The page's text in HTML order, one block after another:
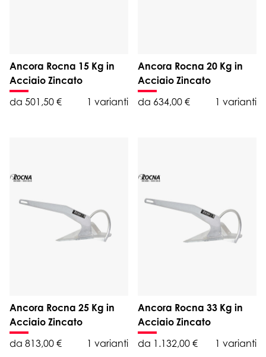
Ancora Rocna 15 Kg in
Acciaio Zincato
da 501,50 €
1 varianti
Ancora Rocna 20 Kg in
Acciaio Zincato
da 634,00 €
1 varianti
Ancora Rocna 25 Kg in
Acciaio Zincato
da 813,00 €
1 varianti
Ancora Rocna 33 Kg in
Acciaio Zincato
da 1.132,00 €
1 varianti